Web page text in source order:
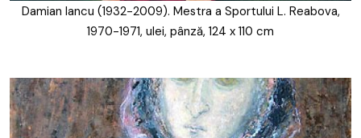
Damian Iancu (1932-2009). Mestra a Sportului L. Reabova,
1970-1971, ulei, pânză, 124 x 110 cm